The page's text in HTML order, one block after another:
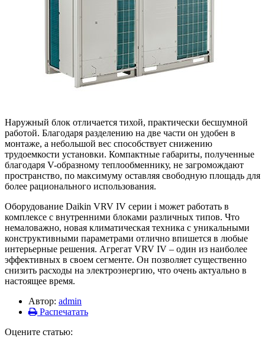
Наружный блок отличается тихой, практически бесшумной
работой. Благодаря разделению на две части он удобен в
монтаже, а небольшой вес способствует снижению
трудоемкости установки. Компактные габариты, полученные
благодаря V-образному теплообменнику, не загромождают
пространство, по максимуму оставляя свободную площадь для
более рационального использования.
Оборудование Daikin VRV IV серии i может работать в
комплексе с внутренними блоками различных типов. Что
немаловажно, новая климатическая техника с уникальными
конструктивными параметрами отлично впишется в любые
интерьерные решения. Агрегат VRV IV – один из наиболее
эффективных в своем сегменте. Он позволяет существенно
снизить расходы на электроэнергию, что очень актуально в
настоящее время.
Автор: admin
Распечатать
Оцените статью: